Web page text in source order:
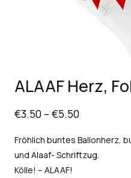
ALAAF Herz,
€3.50 – €5.50
Fröhlich buntes Ballonherz,
und Alaaf- Schriftzug.
Kölle! – ALAAF!